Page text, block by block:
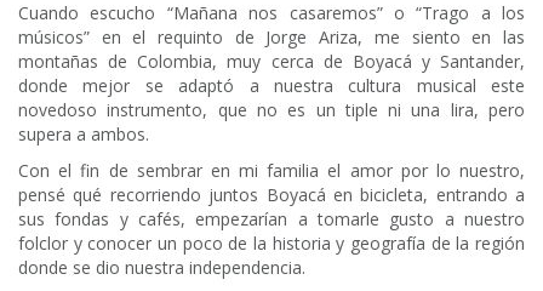
Cuando escucho “Mañana nos casaremos” o “Trago a los
músicos” en el requinto de Jorge Ariza, me siento en las
montañas de Colombia, muy cerca de Boyacá y Santander,
donde mejor se adaptó a nuestra cultura musical este
novedoso instrumento, que no es un tiple ni una lira, pero
supera a ambos.
Con el fin de sembrar en mi familia el amor por lo nuestro,
pensé qué recorriendo juntos Boyacá en bicicleta, entrando a
sus fondas y cafés, empezarían a tomarle gusto a nuestro
folclor y conocer un poco de la historia y geografía de la región
donde se dio nuestra independencia.